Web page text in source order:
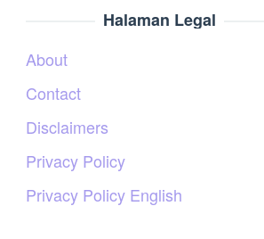
Halaman Legal
About
Contact
Disclaimers
Privacy Policy
Privacy Policy English